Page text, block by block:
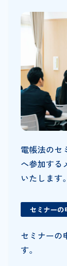
電帳法のセ
へ参加する
いたします。
セミナーの
セミナーの
す。